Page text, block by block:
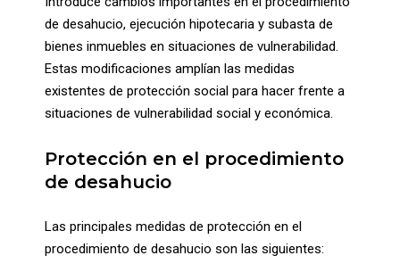
de desahucio, ejecución hipotecaria y subasta de
bienes inmuebles en situaciones de vulnerabilidad.
Estas modificaciones amplían las medidas
existentes de protección social para hacer frente a
situaciones de vulnerabilidad social y económica.
Protección en el procedimiento
de desahucio
Las principales medidas de protección en el
procedimiento de desahucio son las siguientes: